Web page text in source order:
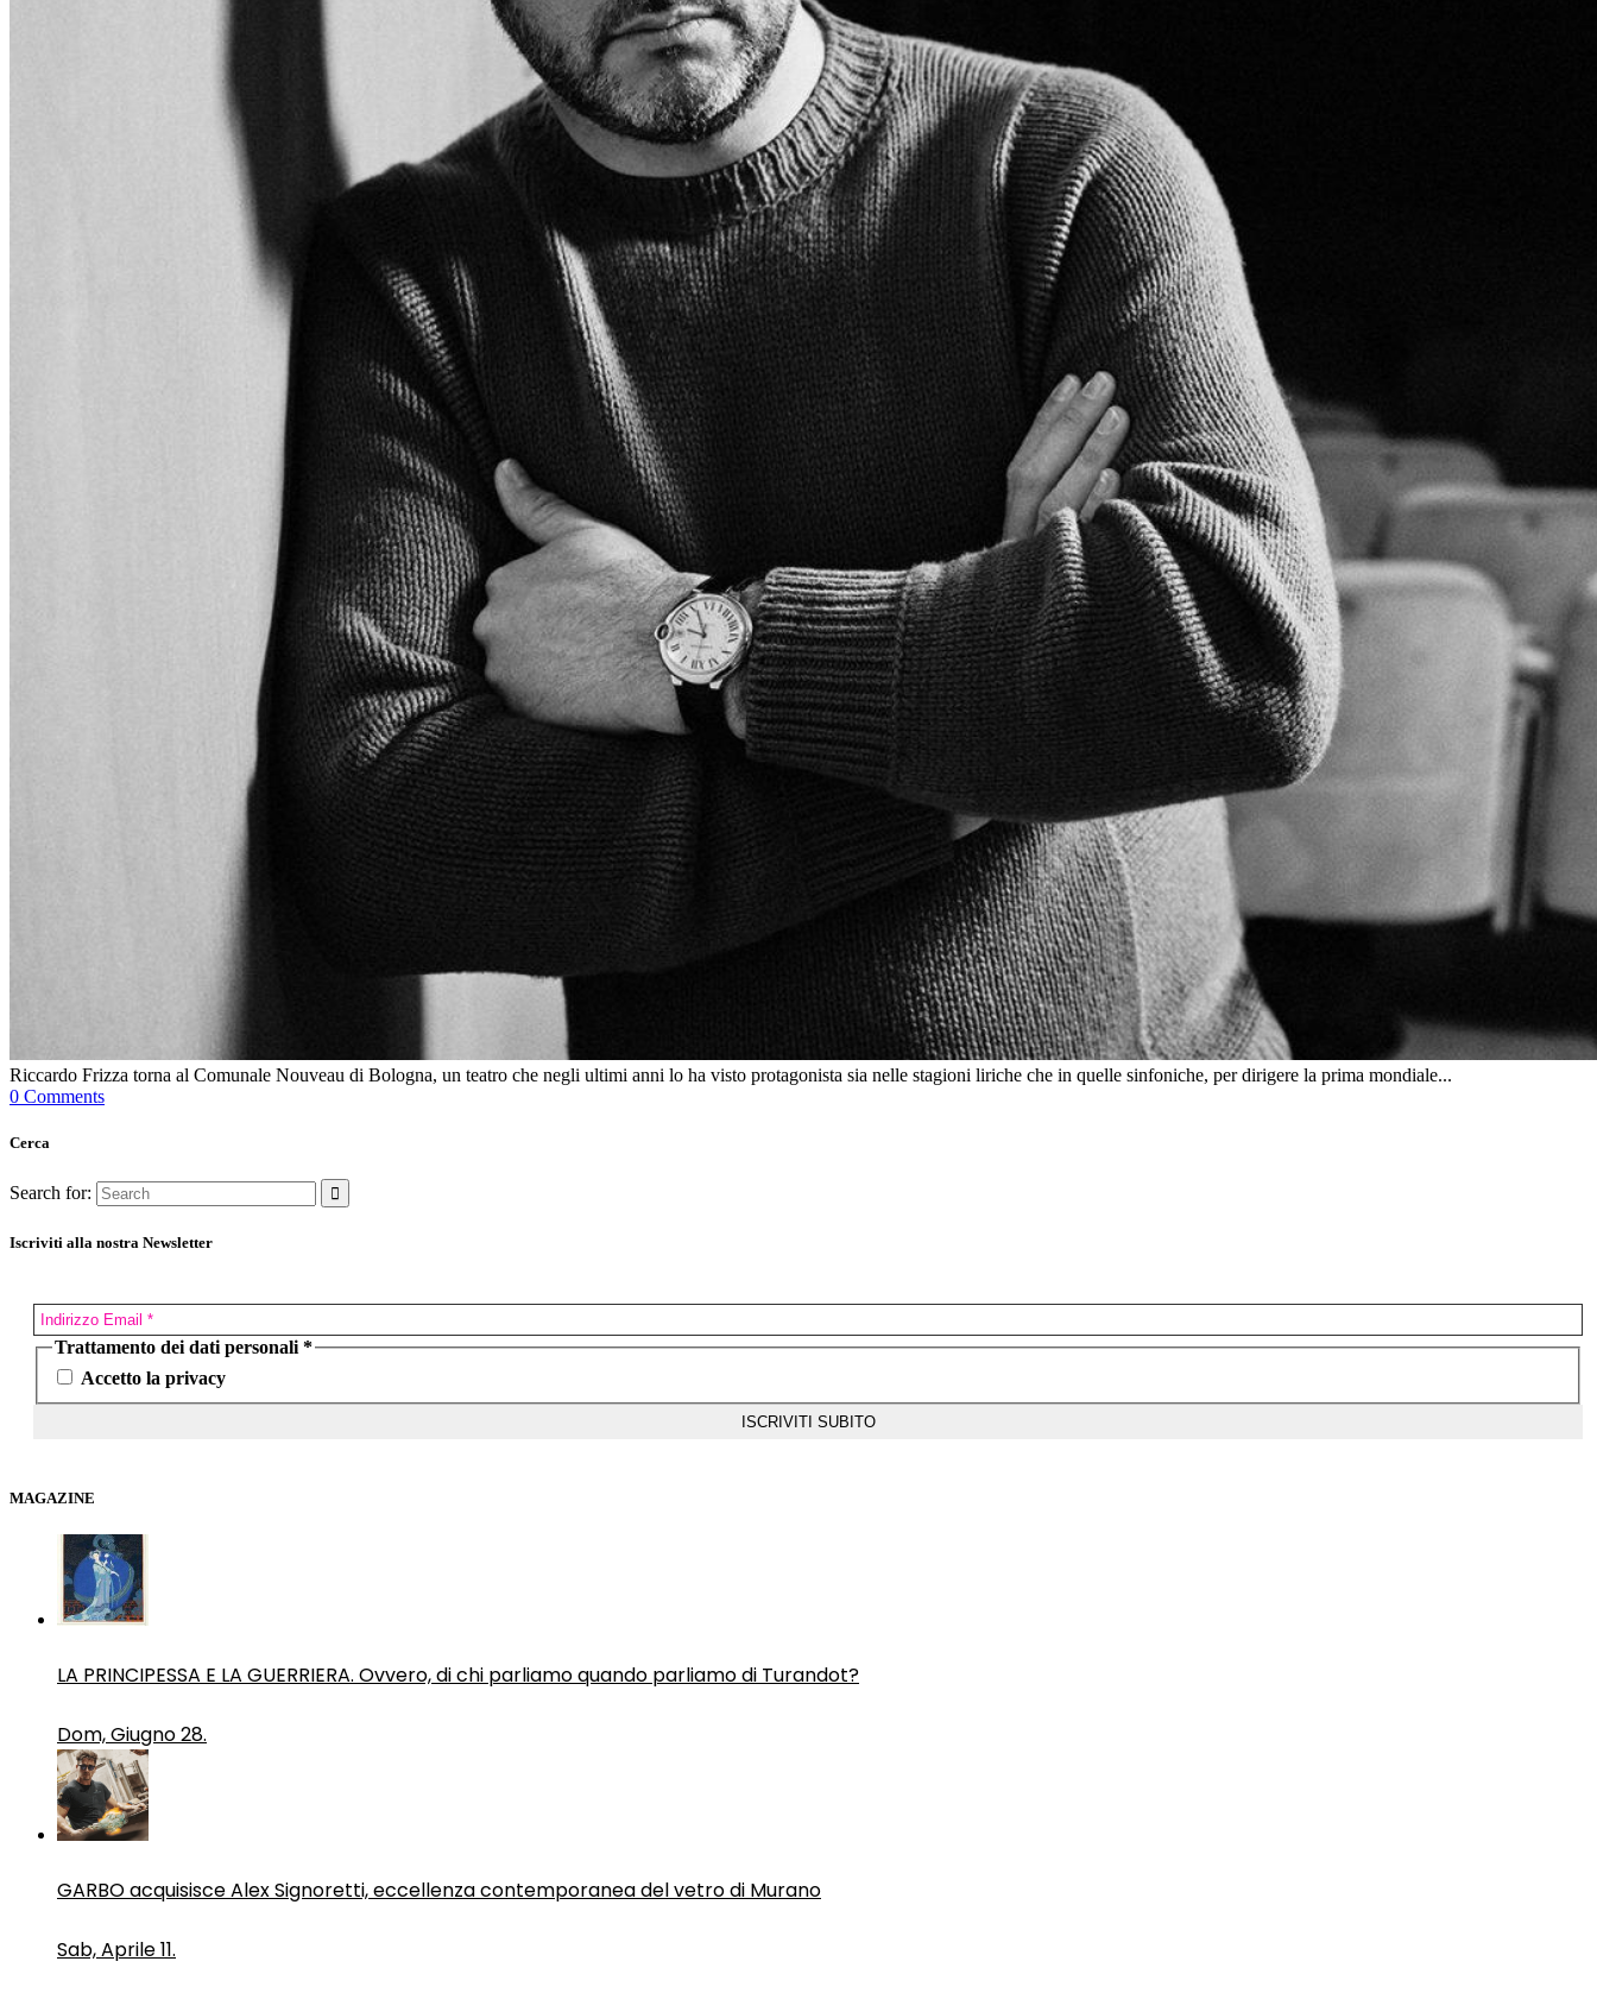
Riccardo Frizza torna al Comunale Nouveau di Bologna, un teatro che negli ultimi anni lo ha visto protagonista sia nelle stagioni liriche che in quelle sinfoniche, per dirigere la prima mondiale...
0 Comments
Cerca
Search for:
Iscriviti alla nostra Newsletter
Trattamento dei dati personali *
Accetto la privacy
MAGAZINE
LA PRINCIPESSA E LA GUERRIERA. Ovvero, di chi parliamo quando parliamo di Turandot?
Dom, Giugno 28.
GARBO acquisisce Alex Signoretti, eccellenza contemporanea del vetro di Murano
Sab, Aprile 11.